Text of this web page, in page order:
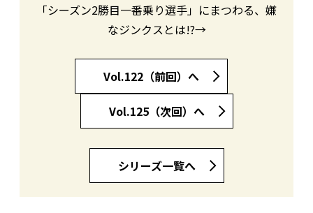
「シーズン2勝目一番乗り選手」にまつわる、嫌
なジンクスとは!?→
Vol.122（前回）へ
Vol.125（次回）へ
シリーズ一覧へ